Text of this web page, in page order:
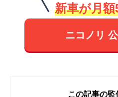
新車が月
ニコノリ
この記事の監